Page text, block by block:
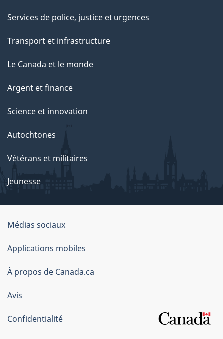
Services de police, justice et urgences
Transport et infrastructure
Le Canada et le monde
Argent et finance
Science et innovation
Autochtones
Vétérans et militaires
Jeunesse
Organisation
du
gouvernement
du
Canada
Médias sociaux
Applications mobiles
À propos de Canada.ca
Avis
Confidentialité